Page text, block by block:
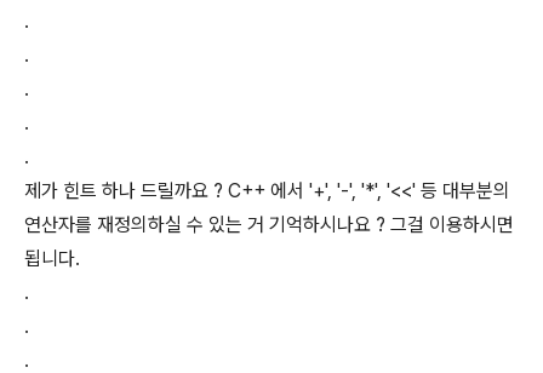
.
.
.
.
.
제가 힌트 하나 드릴까요 ? C++ 에서 '+', '-', '*', '<<' 등 대부분의
연산자를 재정의하실 수 있는 거 기억하시나요 ? 그걸 이용하시면
됩니다.
.
.
.